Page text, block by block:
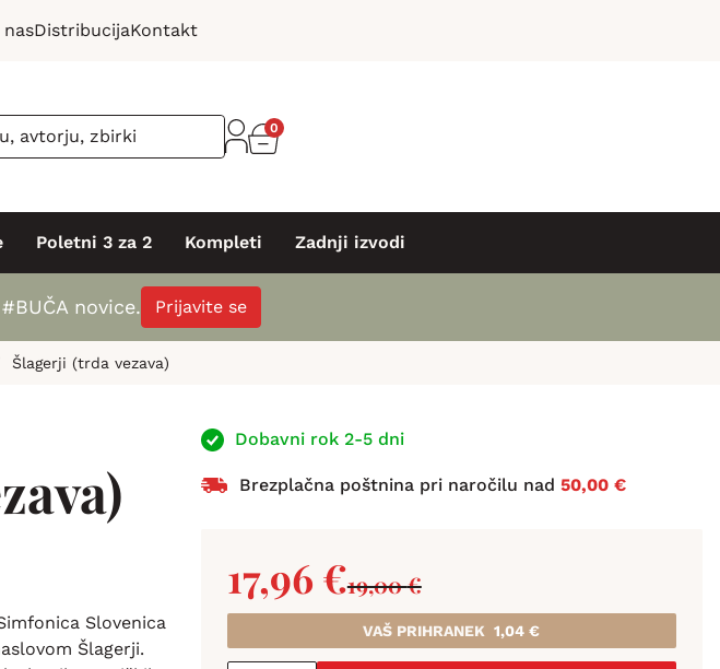
nasDistribucijaKontakt
0
Poletni 3 za 2 Kompleti Zadnji izvodi
novice. Prijavite se
Šlagerji (trda vezava)
Slovenica
Šlagerji.
Dobavni rok 2-5 dni
Brezplačna poštnina pri naročilu nad 50,00 €
19,00€
17,96 €
VAŠ PRIHRANEK1,04€